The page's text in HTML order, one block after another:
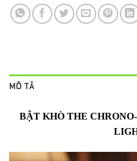
MÔ TẢ
BẬT KHÒ THE